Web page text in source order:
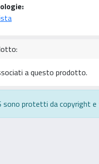
a questo prodotto.
sono protetti da copyright